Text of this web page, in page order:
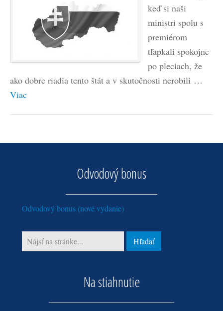
keď si naši
ministri spolu s
premiérom
tľapkali spokojne
po pleciach, že
ako dobre riadia tento štát a v skutočnosti nerobili …
Viac
Odvodový bonus
Odvodový bonus (nové vydanie)
Na stiahnutie